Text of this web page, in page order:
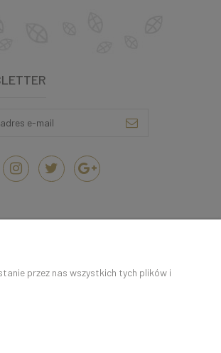
przez nas wszystkich tych plików i